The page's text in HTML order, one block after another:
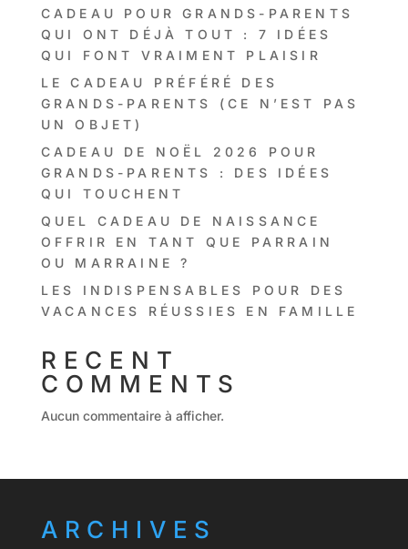
CADEAU POUR GRANDS-PARENTS
QUI ONT DÉJÀ TOUT : 7 IDÉES
QUI FONT VRAIMENT PLAISIR
LE CADEAU PRÉFÉRÉ DES
GRANDS-PARENTS (CE N’EST PAS
UN OBJET)
CADEAU DE NOËL 2026 POUR
GRANDS-PARENTS : DES IDÉES
QUI TOUCHENT
QUEL CADEAU DE NAISSANCE
OFFRIR EN TANT QUE PARRAIN
OU MARRAINE ?
LES INDISPENSABLES POUR DES
VACANCES RÉUSSIES EN FAMILLE
RECENT
COMMENTS
Aucun commentaire à afficher.
ARCHIVES